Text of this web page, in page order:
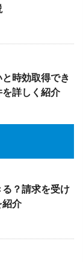
時効取得でき
詳しく紹介
？請求を受け
紹介